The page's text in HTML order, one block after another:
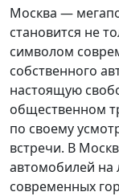
Москва —
становится не
символом
собственного
настоящую
общественном
по своему
встречи. В
автомобилей на
современных